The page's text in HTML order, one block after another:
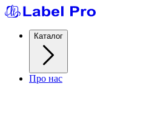
Каталог
Про нас